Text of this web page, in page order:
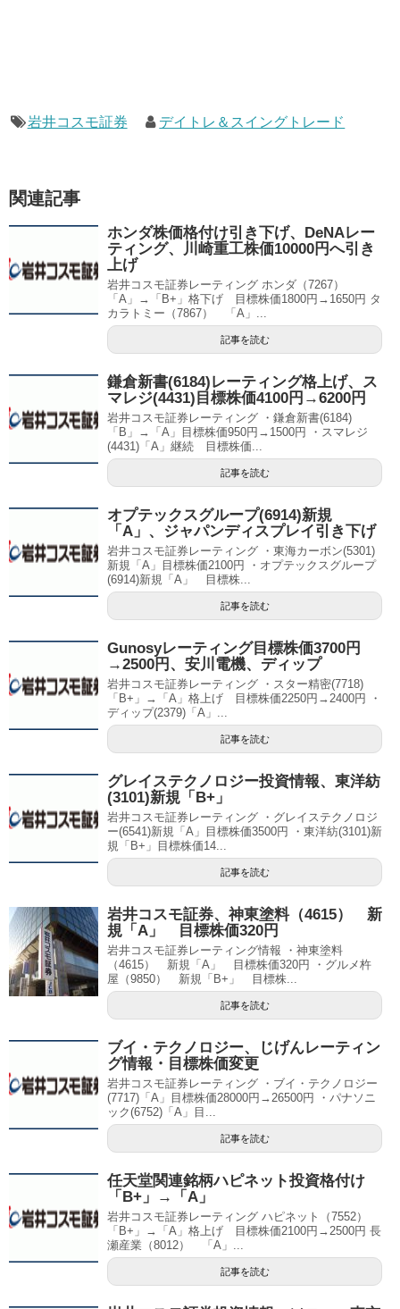
岩井コスモ証券 デイトレ＆スイングトレード
関連記事
ホンダ株価格付け引き下げ、DeNAレー
ティング、川崎重工株価10000円へ引き
上げ
岩井コスモ証券レーティング ホンダ（7267）
「A」→「B+」格下げ 目標株価1800円→1650円 タ
カラトミー（7867） 「A」...
記事を読む
鎌倉新書(6184)レーティング格上げ、ス
マレジ(4431)目標株価4100円→6200円
岩井コスモ証券レーティング ・鎌倉新書(6184)
「B」→「A」目標株価950円→1500円 ・スマレジ
(4431)「A」継続 目標株価...
記事を読む
オプテックスグループ(6914)新規
「A」、ジャパンディスプレイ引き下げ
岩井コスモ証券レーティング ・東海カーボン(5301)
新規「A」目標株価2100円 ・オプテックスグループ
(6914)新規「A」 目標株...
記事を読む
Gunosyレーティング目標株価3700円
→2500円、安川電機、ディップ
岩井コスモ証券レーティング ・スター精密(7718)
「B+」→「A」格上げ 目標株価2250円→2400円 ・
ディップ(2379)「A」...
記事を読む
グレイステクノロジー投資情報、東洋紡
(3101)新規「B+」
岩井コスモ証券レーティング ・グレイステクノロジ
ー(6541)新規「A」目標株価3500円 ・東洋紡(3101)新
規「B+」目標株価14...
記事を読む
岩井コスモ証券、神東塗料（4615） 新
規「A」 目標株価320円
岩井コスモ証券レーティング情報 ・神東塗料
（4615） 新規「A」 目標株価320円 ・グルメ杵
屋（9850） 新規「B+」 目標株...
記事を読む
ブイ・テクノロジー、じげんレーティン
グ情報・目標株価変更
岩井コスモ証券レーティング ・ブイ・テクノロジー
(7717)「A」目標株価28000円→26500円 ・パナソニ
ック(6752)「A」目...
記事を読む
任天堂関連銘柄ハピネット投資格付け
「B+」→「A」
岩井コスモ証券レーティング ハピネット（7552）
「B+」→「A」格上げ 目標株価2100円→2500円 長
瀬産業（8012） 「A」...
記事を読む